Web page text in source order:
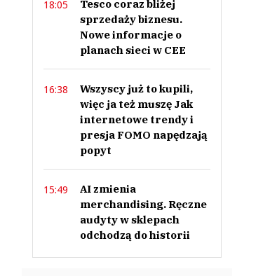
18:05
Tesco coraz bliżej
sprzedaży biznesu.
Nowe informacje o
planach sieci w CEE
16:38
Wszyscy już to kupili,
więc ja też muszę Jak
internetowe trendy i
presja FOMO napędzają
popyt
15:49
AI zmienia
merchandising. Ręczne
audyty w sklepach
odchodzą do historii